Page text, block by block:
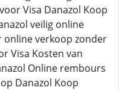
Visa Danazol Koop
veilig online
online verkoop zonder
Visa Kosten van
Online rembours
Danazol Koop